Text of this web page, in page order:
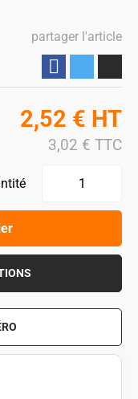
partager l'article
2,52 € HT
3,02 € TTC